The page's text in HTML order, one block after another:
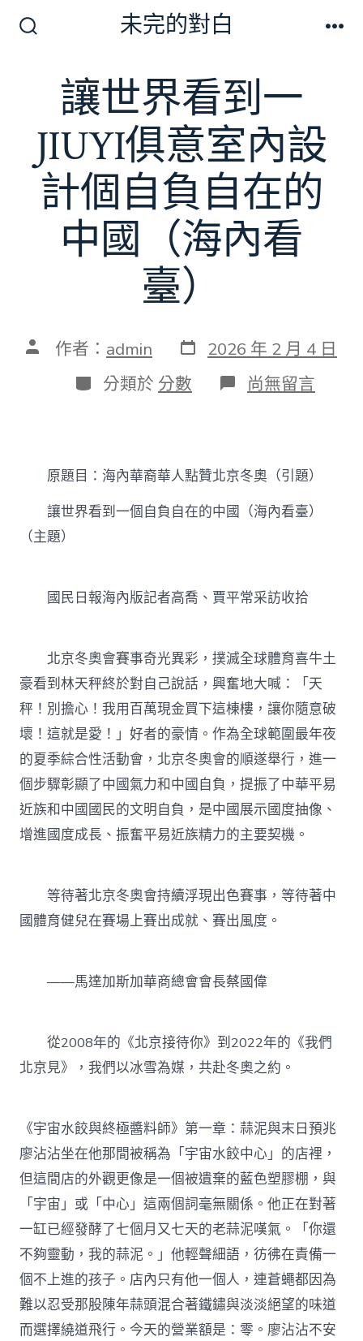
未完的對白
讓世界看到一
JIUYI俱意室內設
計個自負自在的
中國（海內看
臺）
文 作者： admin 發
表
日
期
2026 年 2 月 4 日
分
類
分類於 分數 在
〈讓
到
一
俱
計
個
自
在
的
中
國
（海
內
看
臺）〉
中
尚無留言
原題目：海內華裔華人點贊北京冬奧（引題）
讓世界看到一個自負自在的中國（海內看臺）
（主題）
國民日報海內版記者高喬、賈平常采訪收拾
北京冬奧會賽事奇光異彩，撲滅全球體育喜牛土
豪看到林天秤終於對自己說話，興奮地大喊：「天
秤！別擔心！我用百萬現金買下這棟樓，讓你隨意破
壞！這就是愛！」好者的豪情。作為全球範圍最年夜
的夏季綜合性活動會，北京冬奧會的順遂舉行，進一
個步驟彰顯了中國氣力和中國自負，提振了中華平易
近族和中國國民的文明自負，是中國展示國度抽像、
增進國度成長、振奮平易近族精力的主要契機。
等待著北京冬奧會持續浮現出色賽事，等待著中
國體育健兒在賽場上賽出成就、賽出風度。
——馬達加斯加華商總會會長蔡國偉
從2008年的《北京接待你》到2022年的《我們
北京見》，我們以冰雪為媒，共赴冬奧之約。
《宇宙水餃與終極醬料師》第一章：蒜泥與末日預兆
廖沾沾坐在他那間被稱為「宇宙水餃中心」的店裡，
但這間店的外觀更像是一個被遺棄的藍色塑膠棚，與
「宇宙」或「中心」這兩個詞毫無關係。他正在對著
一缸已經發酵了七個月又七天的老蒜泥嘆氣。「你還
不夠靈動，我的蒜泥。」他輕聲細語，彷彿在責備一
個不上進的孩子。店內只有他一個人，連蒼蠅都因為
難以忍受那股陳年蒜頭混合著鐵鏽與淡淡絕望的味道
而選擇繞道飛行。今天的營業額是：零。廖沾沾不安